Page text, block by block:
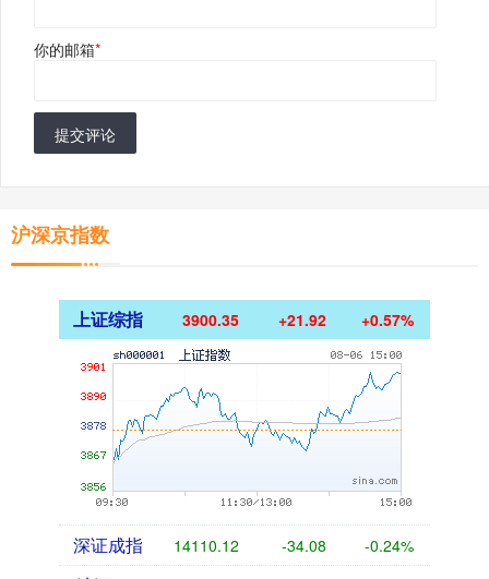
你的邮箱*
提交评论
沪深京指数
上证综指 3900.35 +21.92 +0.57%
深证成指 14110.12 -34.08 -0.24%